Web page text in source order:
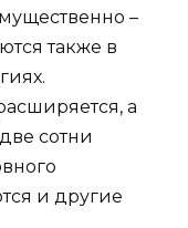
–
также в
а
сотни
и другие